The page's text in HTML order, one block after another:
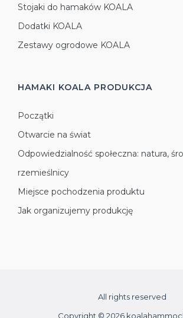
Stojaki do hamaków KOALA
Dodatki KOALA
Zestawy ogrodowe KOALA
HAMAKI KOALA PRODUKCJA
Początki
Otwarcie na świat
Odpowiedzialność społeczna: natura,
rzemieślnicy
Miejsce pochodzenia produktu
Jak organizujemy produkcję
All rights reserved
Copyright © 2026